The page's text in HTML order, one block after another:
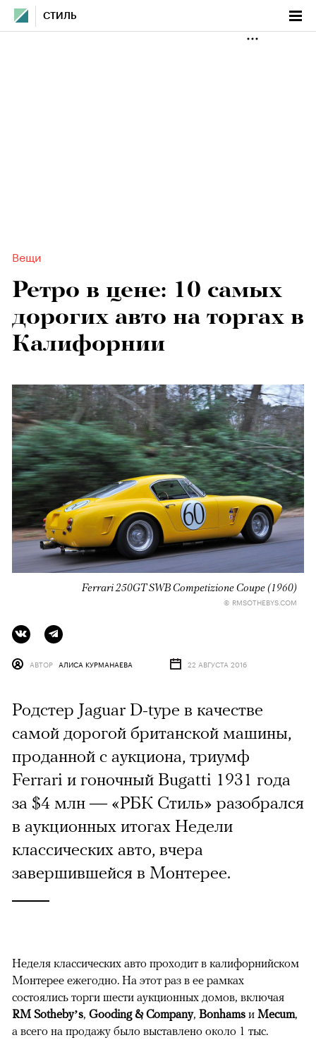
СТИЛЬ
Вещи
Ретро в цене: 10 самых
дорогих авто на торгах в
Калифорнии
Ferrari 250GT SWB Competizione Coupe (1960)
© RMSOTHEBYS.COM
АВТОР АЛИСА КУРМАНАЕВА 22 АВГУСТА 2016
Родстер Jaguar D-type в качестве
самой дорогой британской машины,
проданной с аукциона, триумф
Ferrari и гоночный Bugatti 1931 года
за $4 млн — «РБК Стиль» разобрался
в аукционных итогах Недели
классических авто, вчера
завершившейся в Монтерее.
Неделя классических авто проходит в калифорнийском
Монтерее ежегодно. На этот раз в ее рамках
состоялись торги шести аукционных домов, включая
RM Sotheby’s, Gooding & Company, Bonhams и Mecum,
а всего на продажу было выставлено около 1 тыс.